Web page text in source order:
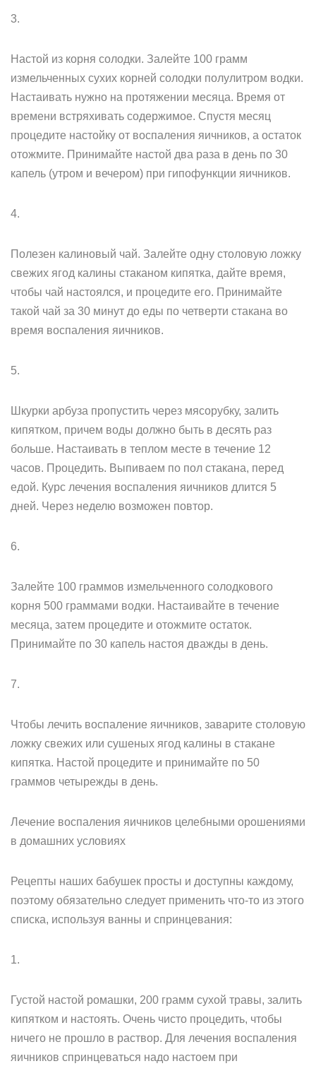
3.
Настой из корня солодки. Залейте 100 грамм
измельченных сухих корней солодки полулитром водки.
Настаивать нужно на протяжении месяца. Время от
времени встряхивать содержимое. Спустя месяц
процедите настойку от воспаления яичников, а остаток
отожмите. Принимайте настой два раза в день по 30
капель (утром и вечером) при гипофункции яичников.
4.
Полезен калиновый чай. Залейте одну столовую ложку
свежих ягод калины стаканом кипятка, дайте время,
чтобы чай настоялся, и процедите его. Принимайте
такой чай за 30 минут до еды по четверти стакана во
время воспаления яичников.
5.
Шкурки арбуза пропустить через мясорубку, залить
кипятком, причем воды должно быть в десять раз
больше. Настаивать в теплом месте в течение 12
часов. Процедить. Выпиваем по пол стакана, перед
едой. Курс лечения воспаления яичников длится 5
дней. Через неделю возможен повтор.
6.
Залейте 100 граммов измельченного солодкового
корня 500 граммами водки. Настаивайте в течение
месяца, затем процедите и отожмите остаток.
Принимайте по 30 капель настоя дважды в день.
7.
Чтобы лечить воспаление яичников, заварите столовую
ложку свежих или сушеных ягод калины в стакане
кипятка. Настой процедите и принимайте по 50
граммов четырежды в день.
Лечение воспаления яичников целебными орошениями
в домашних условиях
Рецепты наших бабушек просты и доступны каждому,
поэтому обязательно следует применить что-то из этого
списка, используя ванны и спринцевания:
1.
Густой настой ромашки, 200 грамм сухой травы, залить
кипятком и настоять. Очень чисто процедить, чтобы
ничего не прошло в раствор. Для лечения воспаления
яичников спринцеваться надо настоем при